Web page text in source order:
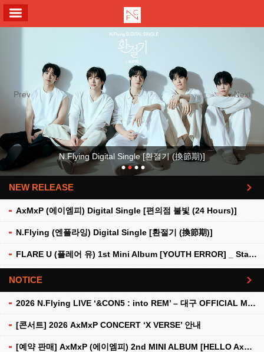
Previous Next
N.Flying Digital Single [환절기 (換節期)]
NEW RELEASE
AxMxP (에이엠피) Digital Single [편의점 불빛 (24 Hours)]
N.Flying (엔플라잉) Digital Single [환절기 (換節期)]
FLARE U (플레어 유) 1st Mini Album [YOUTH ERROR] _ Stationery Kit Ver.
더보기
NOTICE
2026 N.Flying LIVE ‘&CON5 : into REM’ – 대구 OFFICIAL MD 현장 판매 안내
[콘서트] 2026 AxMxP CONCERT ‘X VERSE’ 안내
[예약 판매] AxMxP (에이엠피) 2nd MINI ALBUM [HELLO AxMxP] 예약 판매 안내
더보기